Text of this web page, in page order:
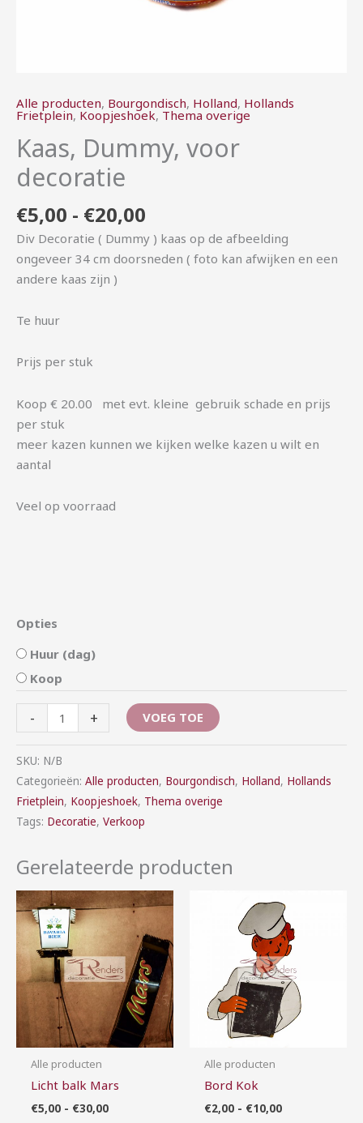
Alle producten, Bourgondisch, Holland, Hollands
Frietplein, Koopjeshoek, Thema overige
Kaas, Dummy, voor
decoratie
€5,00 - €20,00
Div Decoratie ( Dummy ) kaas op de afbeelding
ongeveer 34 cm doorsneden ( foto kan afwijken en een
andere kaas zijn )
Te huur
Prijs per stuk
Koop € 20.00 met evt. kleine gebruik schade en prijs
per stuk
meer kazen kunnen we kijken welke kazen u wilt en
aantal
Veel op voorraad
Opties
Huur (dag)
Koop
- + VOEG TOE
SKU: N/B
Categorieën: Alle producten, Bourgondisch, Holland, Hollands
Frietplein, Koopjeshoek, Thema overige
Tags: Decoratie, Verkoop
Gerelateerde producten
Alle producten
Licht balk Mars
€5,00 - €30,00
Prijsklasse:
€5,00
tot
€30,00
Alle producten
Bord Kok
€2,00 - €10,00
€2,00
tot
€10,00